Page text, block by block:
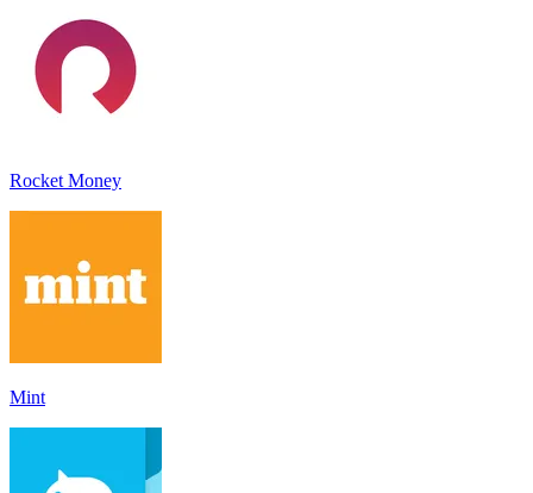
Rocket Money
Mint